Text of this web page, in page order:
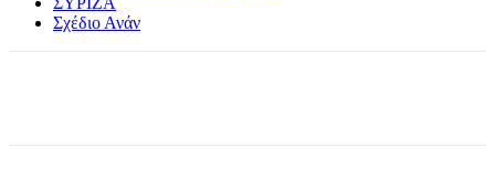
Σχέδιο Ανάν